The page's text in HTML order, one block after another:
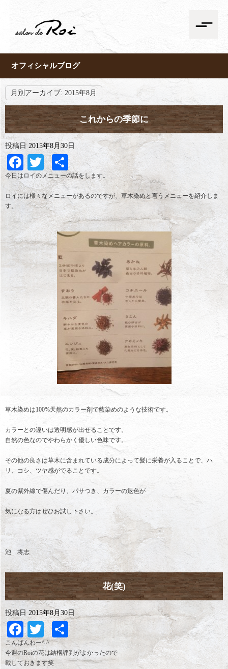
オフィシャルブログ
月別アーカイブ: 2015年8月
これからの季節に
投稿日 2015年8月30日
Facebook
Twitter
共
有
今日はロイのメニューの話をします。
ロイには様々なメニューがあるのですが、草木染めと言うメニューを紹介しま
す。
草木染めは100%天然のカラー剤で藍染めのような技術です。
カラーとの違いは透明感が出せることです。
自然の色なのでやわらかく優しい色味です。
その他の良さは草木に含まれている成分によって髪に栄養が入ることで、ハ
リ、コシ、ツヤ感がでることです。
夏の紫外線で傷んだり、パサつき、カラーの退色が
気になる方はぜひお試し下さい。
池 将志
花(笑)
投稿日 2015年8月30日
Facebook
Twitter
共
有
こんばんわー^ ^
今週のRoiの花は結構評判がよかったので
載しておきます笑